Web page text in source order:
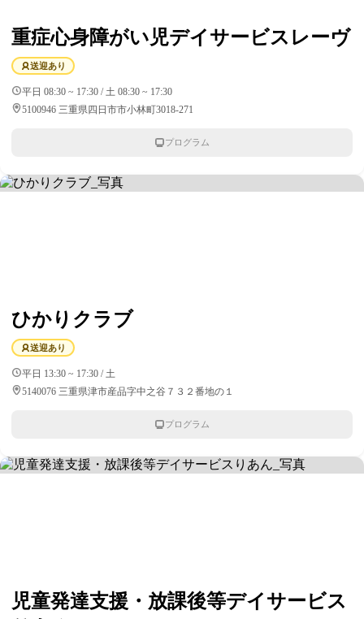
重症心身障がい児デイサービスレーヴ
送迎あり
平日 08:30 ~ 17:30 / 土 08:30 ~ 17:30
5100946 三重県四日市市小林町3018-271
プログラム
ひかりクラブ
送迎あり
平日 13:30 ~ 17:30 / 土
5140076 三重県津市産品字中之谷７３２番地の１
プログラム
児童発達支援・放課後等デイサービス